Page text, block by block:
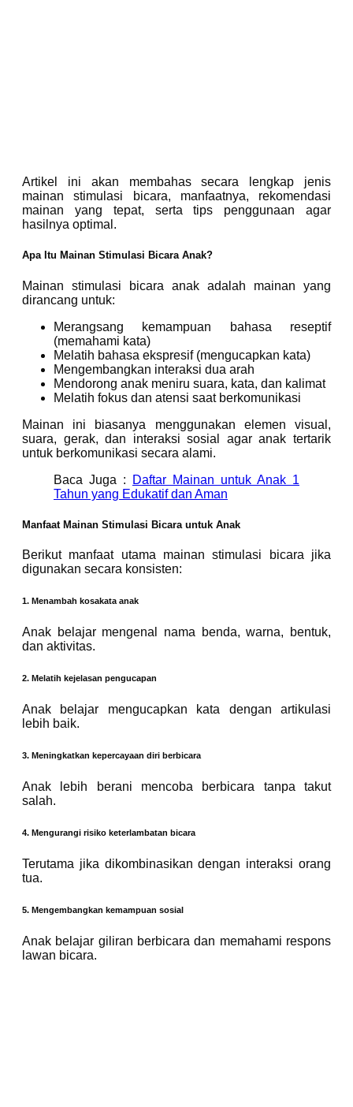
Artikel ini akan membahas secara lengkap jenis
mainan stimulasi bicara, manfaatnya, rekomendasi
mainan yang tepat, serta tips penggunaan agar
hasilnya optimal.
Apa Itu Mainan Stimulasi Bicara Anak?
Mainan stimulasi bicara anak adalah mainan yang
dirancang untuk:
Merangsang kemampuan bahasa reseptif
(memahami kata)
Melatih bahasa ekspresif (mengucapkan kata)
Mengembangkan interaksi dua arah
Mendorong anak meniru suara, kata, dan kalimat
Melatih fokus dan atensi saat berkomunikasi
Mainan ini biasanya menggunakan elemen visual,
suara, gerak, dan interaksi sosial agar anak tertarik
untuk berkomunikasi secara alami.
Baca Juga :
Daftar Mainan untuk Anak 1
Tahun yang Edukatif dan Aman
Manfaat Mainan Stimulasi Bicara untuk Anak
Berikut manfaat utama mainan stimulasi bicara jika
digunakan secara konsisten:
1. Menambah kosakata anak
Anak belajar mengenal nama benda, warna, bentuk,
dan aktivitas.
2. Melatih kejelasan pengucapan
Anak belajar mengucapkan kata dengan artikulasi
lebih baik.
3. Meningkatkan kepercayaan diri berbicara
Anak lebih berani mencoba berbicara tanpa takut
salah.
4. Mengurangi risiko keterlambatan bicara
Terutama jika dikombinasikan dengan interaksi orang
tua.
5. Mengembangkan kemampuan sosial
Anak belajar giliran berbicara dan memahami respons
lawan bicara.